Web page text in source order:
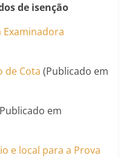
de isenção
Examinadora
de Cota (Publicado em
em
e local para a Prova